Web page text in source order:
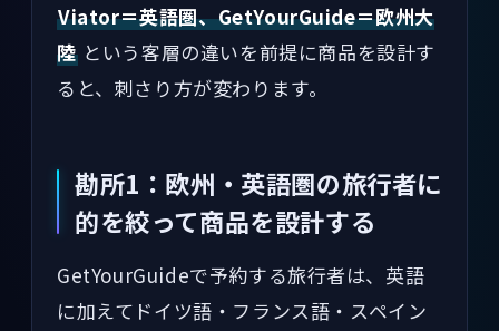
Viator＝英語圏、GetYourGuide＝欧州大
陸という客層の違いを前提に商品を設計す
ると、刺さり方が変わります。
勘所1：欧州・英語圏の旅行者に
的を絞って商品を設計する
GetYourGuideで予約する旅行者は、英語
に加えてドイツ語・フランス語・スペイン